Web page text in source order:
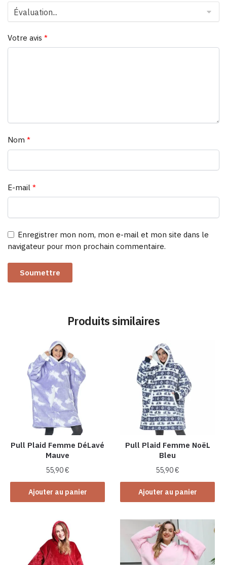
Votre avis *
Nom *
E-mail *
Enregistrer mon nom, mon e-mail et mon site dans le
navigateur pour mon prochain commentaire.
Produits similaires
Pull Plaid Femme DéLavé
Mauve
55,90€
Ajouter au panier
Pull Plaid Femme NoëL
Bleu
55,90€
Ajouter au panier